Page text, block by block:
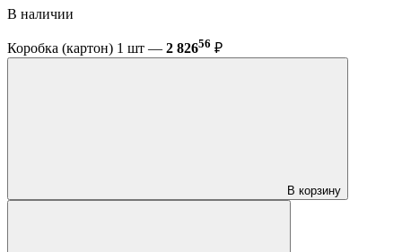
В наличии
Коробка (картон) 1 шт — 2 82656 ₽
В корзину